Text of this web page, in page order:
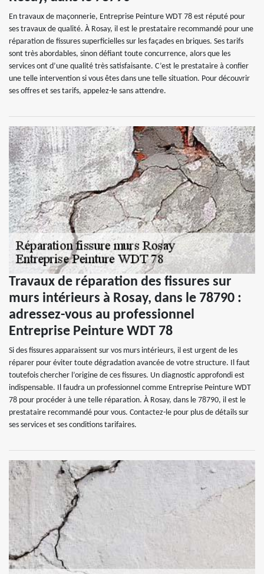
En travaux de maçonnerie, Entreprise Peinture WDT 78 est réputé pour
ses travaux de qualité. À Rosay, il est le prestataire recommandé pour une
réparation de fissures superficielles sur les façades en briques. Ses tarifs
sont très abordables, sinon défiant toute concurrence, alors que les
services ont d’une qualité très satisfaisante. C’est le prestataire à confier
une telle intervention si vous êtes dans une telle situation. Pour découvrir
ses offres et ses tarifs, appelez-le sans attendre.
Travaux de réparation des fissures sur
murs intérieurs à Rosay, dans le 78790 :
adressez-vous au professionnel
Entreprise Peinture WDT 78
Si des fissures apparaissent sur vos murs intérieurs, il est urgent de les
réparer pour éviter toute dégradation avancée de votre structure. Il faut
toutefois chercher l’origine de ces fissures. Un diagnostic approfondi est
indispensable. Il faudra un professionnel comme Entreprise Peinture WDT
78 pour procéder à une telle réparation. À Rosay, dans le 78790, il est le
prestataire recommandé pour vous. Contactez-le pour plus de détails sur
ses services et ses conditions tarifaires.